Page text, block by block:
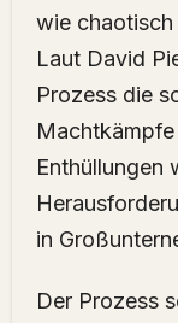
wie
Laut David
Prozess die
Enthüllungen
in
Der Prozess